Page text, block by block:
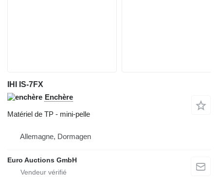
IHI IS-7FX
Enchère
Matériel de TP - mini-pelle
Allemagne, Dormagen
Euro Auctions GmbH